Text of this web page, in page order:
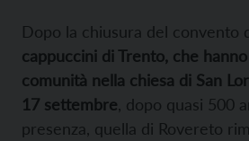
Dopo la chiusura del convento
cappuccini di Trento, che
comunità nella chiesa di San
17 settembre , dopo quasi 500
presenza, quella di Rovereto